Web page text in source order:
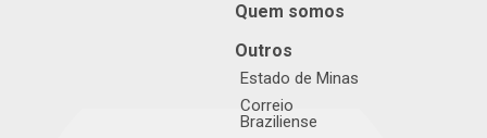
Quem somos
Outros
Estado de Minas
Correio
Braziliense